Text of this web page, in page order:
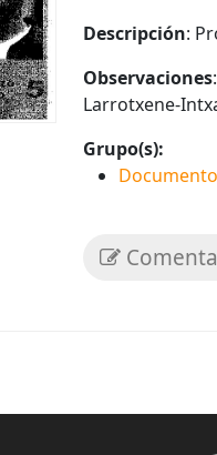
Descripción:
Observaciones
Larrotxene-
Grupo(s):